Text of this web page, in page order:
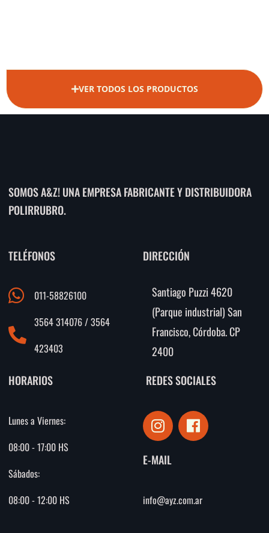
VER TODOS LOS PRODUCTOS
SOMOS A&Z! UNA EMPRESA FABRICANTE Y DISTRIBUIDORA
POLIRRUBRO.
TELÉFONOS
011-58826100
3564 314076 / 3564
423403
DIRECCIÓN
Santiago Puzzi 4620
(Parque industrial) San
Francisco, Córdoba. CP
2400
HORARIOS
Lunes a Viernes:
08:00 - 17:00 HS
Sábados:
08:00 - 12:00 HS
REDES SOCIALES
I
n
s
t
g
r
F
a
c
o
o
E-MAIL
info@ayz.com.ar